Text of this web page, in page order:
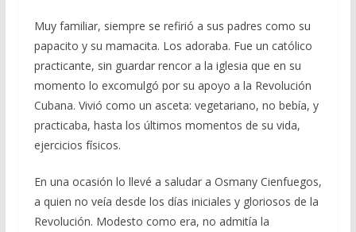
Muy familiar, siempre se refirió a sus padres como su
papacito y su mamacita. Los adoraba. Fue un católico
practicante, sin guardar rencor a la iglesia que en su
momento lo excomulgó por su apoyo a la Revolución
Cubana. Vivió como un asceta: vegetariano, no bebía, y
practicaba, hasta los últimos momentos de su vida,
ejercicios físicos.
En una ocasión lo llevé a saludar a Osmany Cienfuegos,
a quien no veía desde los días iniciales y gloriosos de la
Revolución. Modesto como era, no admitía la